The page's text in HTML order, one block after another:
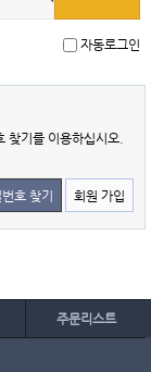
자동로그인
찾기를 이용하십시오.
호 찾기 회원 가입
주문리스트